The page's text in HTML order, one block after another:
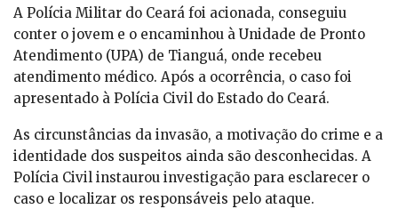
A Polícia Militar do Ceará foi acionada, conseguiu
conter o jovem e o encaminhou à Unidade de Pronto
Atendimento (UPA) de Tianguá, onde recebeu
atendimento médico. Após a ocorrência, o caso foi
apresentado à Polícia Civil do Estado do Ceará.
As circunstâncias da invasão, a motivação do crime e a
identidade dos suspeitos ainda são desconhecidas. A
Polícia Civil instaurou investigação para esclarecer o
caso e localizar os responsáveis pelo ataque.